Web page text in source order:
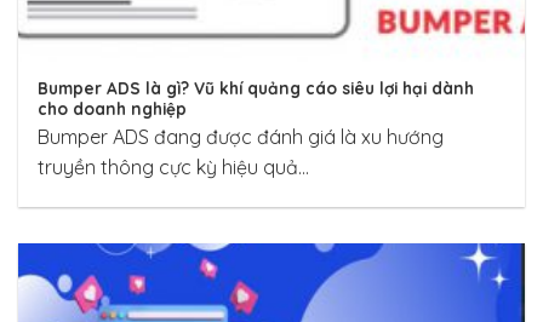
Bumper ADS là gì? Vũ khí quảng cáo siêu lợi hại dành
cho doanh nghiệp
Bumper ADS đang được đánh giá là xu hướng
truyền thông cực kỳ hiệu quả...